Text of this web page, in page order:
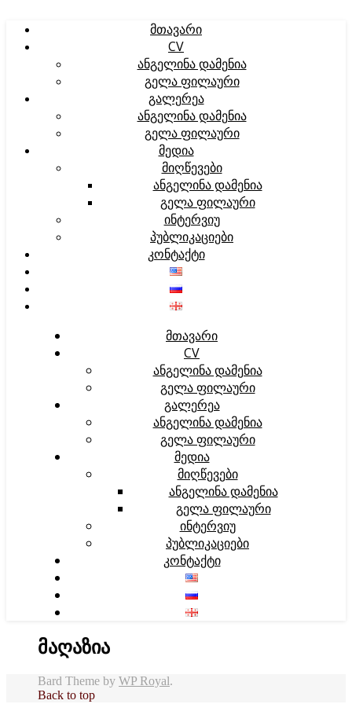
ᲛᲗᲐᲕᲐᲠᲘ
CV
ᲐᲜᲒᲔᲚᲘᲜᲐ ᲓᲐᲛᲔᲜᲘᲐ
ᲒᲔᲚᲐ ᲤᲘᲚᲐᲣᲠᲘ
ᲒᲐᲚᲔᲠᲔᲐ
ᲐᲜᲒᲔᲚᲘᲜᲐ ᲓᲐᲛᲔᲜᲘᲐ
ᲒᲔᲚᲐ ᲤᲘᲚᲐᲣᲠᲘ
ᲛᲔᲓᲘᲐ
ᲛᲘᲦᲬᲔᲕᲔᲑᲘ
ᲐᲜᲒᲔᲚᲘᲜᲐ ᲓᲐᲛᲔᲜᲘᲐ
ᲒᲔᲚᲐ ᲤᲘᲚᲐᲣᲠᲘ
ᲘᲜᲢᲔᲠᲕᲘᲣ
ᲞᲣᲑᲚᲘᲙᲐᲪᲘᲔᲑᲘ
ᲙᲝᲜᲢᲐᲥᲢᲘ
ᲛᲗᲐᲕᲐᲠᲘ
CV
ᲐᲜᲒᲔᲚᲘᲜᲐ ᲓᲐᲛᲔᲜᲘᲐ
ᲒᲔᲚᲐ ᲤᲘᲚᲐᲣᲠᲘ
ᲒᲐᲚᲔᲠᲔᲐ
ᲐᲜᲒᲔᲚᲘᲜᲐ ᲓᲐᲛᲔᲜᲘᲐ
ᲒᲔᲚᲐ ᲤᲘᲚᲐᲣᲠᲘ
ᲛᲔᲓᲘᲐ
ᲛᲘᲦᲬᲔᲕᲔᲑᲘ
ᲐᲜᲒᲔᲚᲘᲜᲐ ᲓᲐᲛᲔᲜᲘᲐ
ᲒᲔᲚᲐ ᲤᲘᲚᲐᲣᲠᲘ
ᲘᲜᲢᲔᲠᲕᲘᲣ
ᲞᲣᲑᲚᲘᲙᲐᲪᲘᲔᲑᲘ
ᲙᲝᲜᲢᲐᲥᲢᲘ
მაღაზია
Bard Theme by WP Royal.
Back to top